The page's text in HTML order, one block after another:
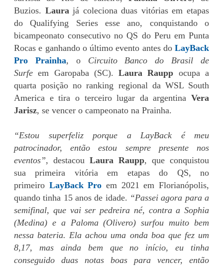
Buzios. Laurajá coleciona duas vitórias em etapas
do Qualifying Series esse ano, conquistando o
bicampeonato consecutivo no QS do Peru em Punta
Rocas e ganhando o último evento antes do LayBack
Pro Prainha, o Circuito Banco do Brasil de
Surfe em Garopaba (SC). Laura Raupp ocupa a
quarta posição no ranking regional da WSL South
America e tira o terceiro lugar da argentina Vera
Jarisz, se vencer o campeonato na Prainha.
“Estou superfeliz porque a LayBack é meu
patrocinador, então estou sempre presente nos
eventos”, destacou Laura Raupp, que conquistou
sua primeira vitória em etapas do QS, no
primeiro LayBack Pro em 2021 em Florianópolis,
quando tinha 15 anos de idade. “Passei agora para a
semifinal, que vai ser pedreira né, contra a Sophia
(Medina) e a Paloma (Olivero) surfou muito bem
nessa bateria. Ela achou uma onda boa que fez um
8,17, mas ainda bem que no início, eu tinha
conseguido duas notas boas para vencer, então